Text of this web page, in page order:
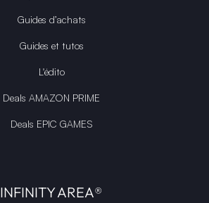
Guides d’achats
Guides et tutos
L'édito
Deals AMAZON PRIME
Deals EPIC GAMES
INFINITY AREA®